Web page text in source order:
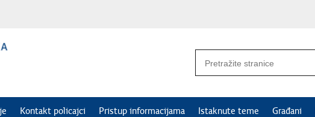
Kontakt policajci Pristup informacijama Istaknute teme Građani